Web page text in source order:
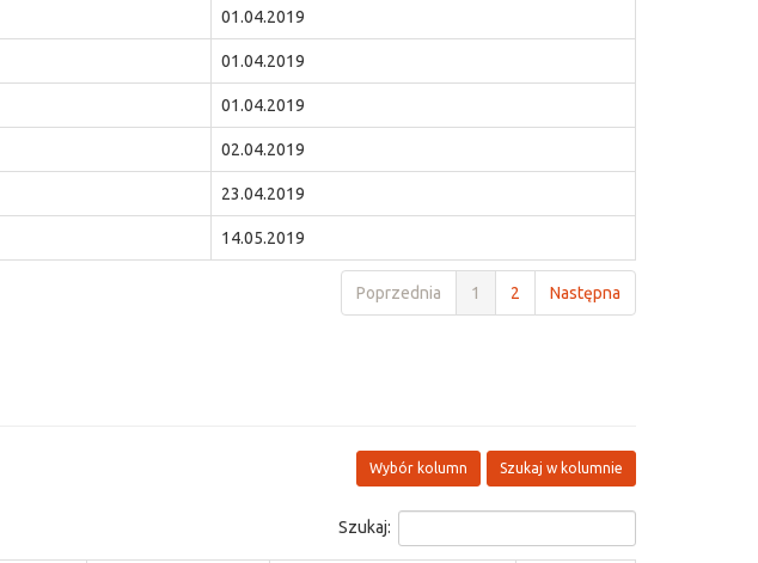
01.04.2019
01.04.2019
01.04.2019
02.04.2019
23.04.2019
14.05.2019
Poprzednia 1 2 Następna
Szukaj w kolumnie
Wybór kolumn
Szukaj: